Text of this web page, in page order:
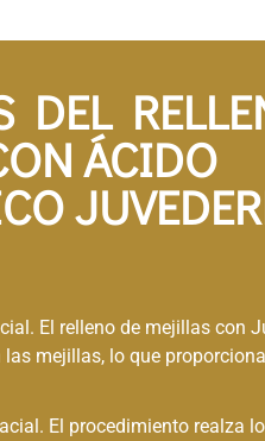
DEL
ÁCIDO
El relleno de mejillas con
mejillas, lo que
El procedimiento realza